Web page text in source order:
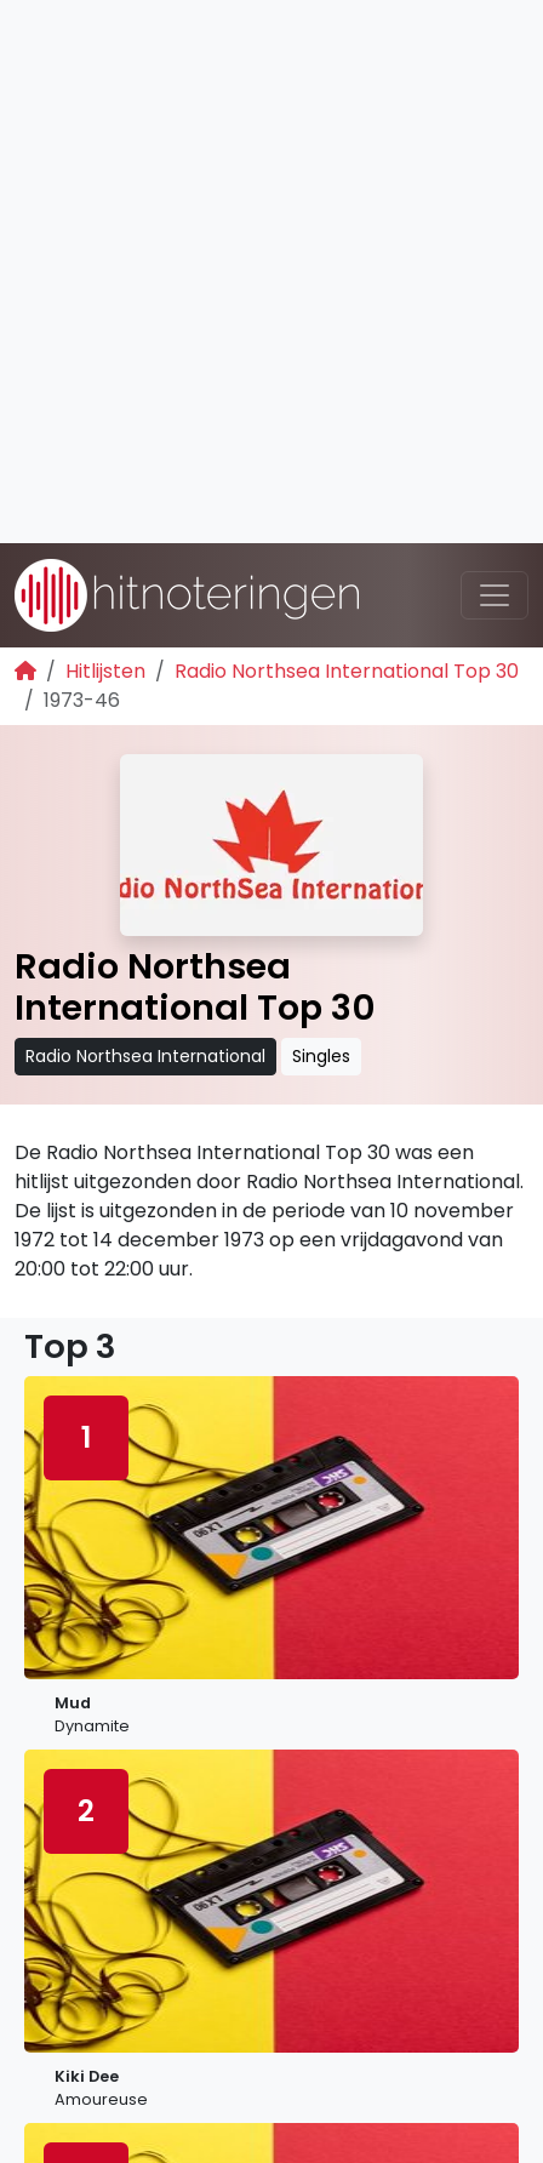
Hitlijsten
Radio Northsea International Top 30
1973-46
Radio Northsea
International Top 30
Radio Northsea International Singles
De Radio Northsea International Top 30 was een
hitlijst uitgezonden door Radio Northsea International.
De lijst is uitgezonden in de periode van 10 november
1972 tot 14 december 1973 op een vrijdagavond van
20:00 tot 22:00 uur.
Top 3
1
Mud
Dynamite
2
Kiki Dee
Amoureuse